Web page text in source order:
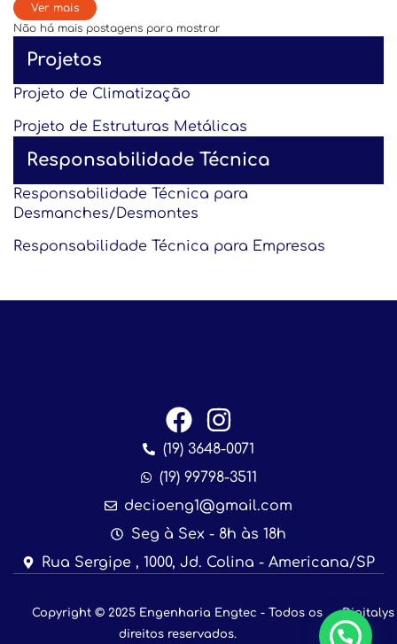
Ver mais
Não há mais postagens para mostrar
Projetos
Projeto de Climatização
Projeto de Estruturas Metálicas
Responsabilidade Técnica
Responsabilidade Técnica para
Desmanches/Desmontes
Responsabilidade Técnica para Empresas
(19) 3648-0071
(19) 99798-3511
decioeng1@gmail.com
Seg à Sex - 8h às 18h
Rua Sergipe , 1000, Jd. Colina - Americana/SP
Copyright © 2025 Engenharia Engtec - Todos os
direitos reservados.
Digitalys